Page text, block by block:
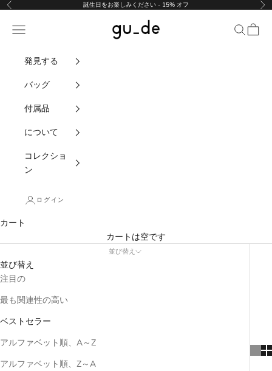
コンテンツにスキップ
前の 誕生日をお楽しみください - 15% オフ 次
gu_de
ナビゲーションメニュー 検索カート
発見する
バッグ
付属品
について
コレクショ
ン
ログイン
カート
カートは空です
並び替え
並び替え
注目の
最も関連性の高い
ベストセラー
アルファベット順、A～Z
アルファベット順、Z～A